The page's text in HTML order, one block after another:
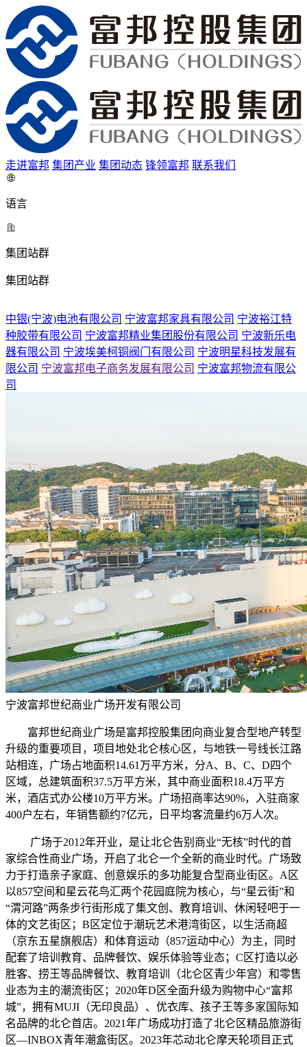
走进富邦 集团产业 集团动态 锋领富邦 联系我们
语言
集团站群
集团站群
中银(宁波)电池有限公司 宁波富邦家具有限公司 宁波裕江特
种胶带有限公司 宁波富邦精业集团股份有限公司 宁波新乐电
器有限公司 宁波埃美柯铜阀门有限公司 宁波明星科技发展有
限公司 宁波富邦电子商务发展有限公司 宁波富邦物流有限公
司
宁波富邦世纪商业广场开发有限公司
富邦世纪商业广场是富邦控股集团向商业复合型地产转型
升级的重要项目，项目地处北仑核心区，与地铁一号线长江路
站相连，广场占地面积14.61万平方米，分A、B、C、D四个
区域，总建筑面积37.5万平方米，其中商业面积18.4万平方
米，酒店式办公楼10万平方米。广场招商率达90%，入驻商家
400户左右，年销售额约7亿元，日平均客流量约6万人次。
广场于2012年开业，是让北仑告别商业“无核”时代的首
家综合性商业广场，开启了北仑一个全新的商业时代。广场致
力于打造亲子家庭、创意娱乐的多功能复合型商业街区。A区
以857空间和星云花鸟汇两个花园庭院为核心，与“星云街”和
“渭河路”两条步行街形成了集文创、教育培训、休闲轻吧于一
体的文艺街区；B区定位于潮玩艺术港湾街区，以生活商超
（京东五星旗舰店）和体育运动（857运动中心）为主，同时
配套了培训教育、品牌餐饮、娱乐体验等业态；C区打造以必
胜客、捞王等品牌餐饮、教育培训（北仑区青少年宫）和零售
业态为主的潮流街区；2020年D区全面升级为购物中心“富邦
城”，拥有MUJI（无印良品）、优衣库、孩子王等多家国际知
名品牌的北仑首店。2021年广场成功打造了北仑区精品旅游街
区—INBOX青年潮盒街区。2023年芯动北仑摩天轮项目正式